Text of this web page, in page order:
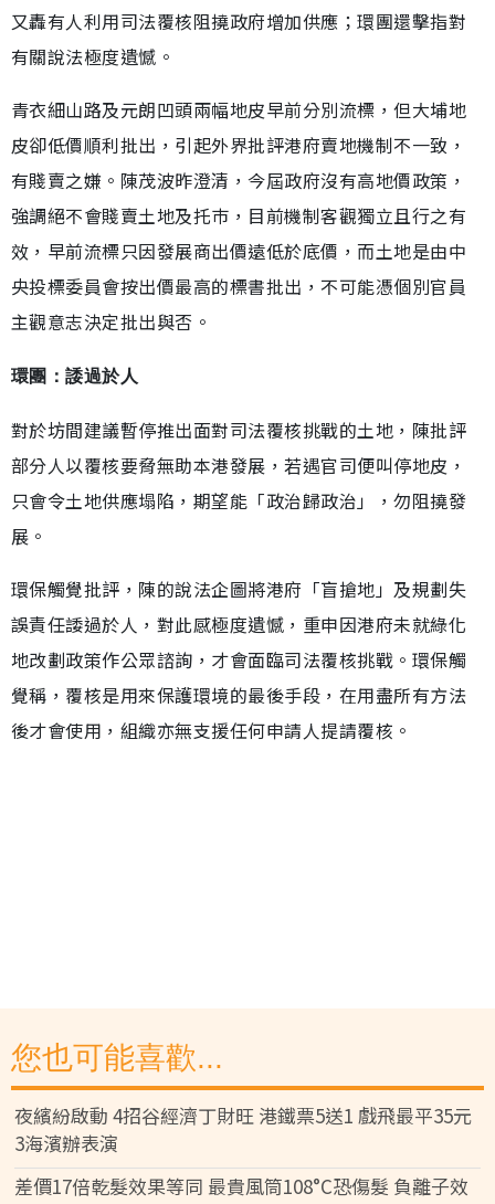
又轟有人利用司法覆核阻撓政府增加供應；環團還擊指對
有關說法極度遺憾。
青衣細山路及元朗凹頭兩幅地皮早前分別流標，但大埔地
皮卻低價順利批出，引起外界批評港府賣地機制不一致，
有賤賣之嫌。陳茂波昨澄清，今屆政府沒有高地價政策，
強調絕不會賤賣土地及托巿，目前機制客觀獨立且行之有
效，早前流標只因發展商出價遠低於底價，而土地是由中
央投標委員會按出價最高的標書批出，不可能憑個別官員
主觀意志決定批出與否。
環團：諉過於人
對於坊間建議暫停推出面對司法覆核挑戰的土地，陳批評
部分人以覆核要脅無助本港發展，若遇官司便叫停地皮，
只會令土地供應塌陷，期望能「政治歸政治」，勿阻撓發
展。
環保觸覺批評，陳的說法企圖將港府「盲搶地」及規劃失
誤責任諉過於人，對此感極度遺憾，重申因港府未就綠化
地改劃政策作公眾諮詢，才會面臨司法覆核挑戰。環保觸
覺稱，覆核是用來保護環境的最後手段，在用盡所有方法
後才會使用，組織亦無支援任何申請人提請覆核。
您也可能喜歡...
夜繽紛啟動 4招谷經濟丁財旺 港鐵票5送1 戲飛最平35元
3海濱辦表演
差價17倍乾髮效果等同 最貴風筒108°C恐傷髮 負離子效